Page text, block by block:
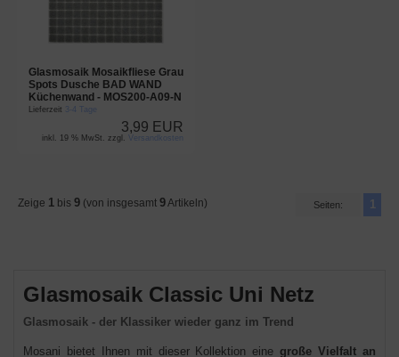
Glasmosaik Mosaikfliese Grau
Spots Dusche BAD WAND
Küchenwand - MOS200-A09-N
Lieferzeit 3-4 Tage
3,99 EUR
inkl. 19 % MwSt. zzgl.Versandkosten
Zeige 1 bis 9 (von insgesamt 9Artikeln) Seiten: 1
Glasmosaik Classic Uni Netz
Glasmosaik - der Klassiker wieder ganz im Trend
Mosani bietet Ihnen mit dieser Kollektion einegroße Vielfalt an